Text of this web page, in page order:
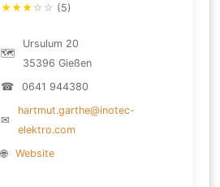
★★★ ☆ ☆ (5)
🗺
Ursulum 20
35396 Gießen
☎
0641 944380
✉
hartmut.garthe@inotec-
elektro.com
🌐
Website